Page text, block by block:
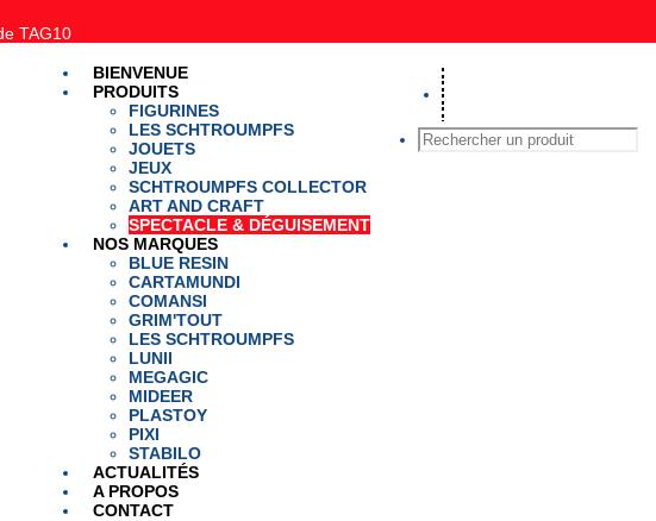
TAG10
et le Luxembourg
BIENVENUE
PRODUITS
FIGURINES
LES SCHTROUMPFS
JOUETS
JEUX
SCHTROUMPFS COLLECTOR
ART AND CRAFT
SPECTACLE & DÉGUISEMENT
NOS MARQUES
BLUE RESIN
CARTAMUNDI
COMANSI
GRIM'TOUT
LES SCHTROUMPFS
LUNII
MEGAGIC
MIDEER
PLASTOY
PIXI
STABILO
ACTUALITÉS
A PROPOS
CONTACT